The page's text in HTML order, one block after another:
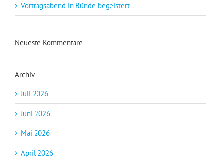
Vortragsabend in Bünde begeistert
Neueste Kommentare
Archiv
Juli 2026
Juni 2026
Mai 2026
April 2026